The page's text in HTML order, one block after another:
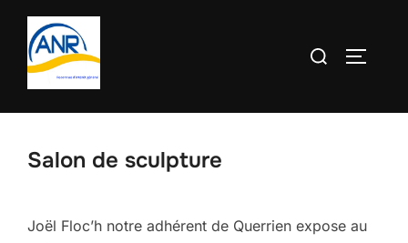
Aller
contenu
Rechercher :
Salon de sculpture
Joël Floc’h notre adhérent de Querrien expose au